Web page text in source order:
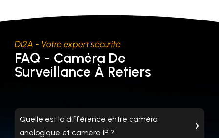
DI2A - Votre expert sécurité
FAQ - Caméra De
Surveillance À Retiers
Quelle est la différence entre caméra
analogique et caméra IP ?